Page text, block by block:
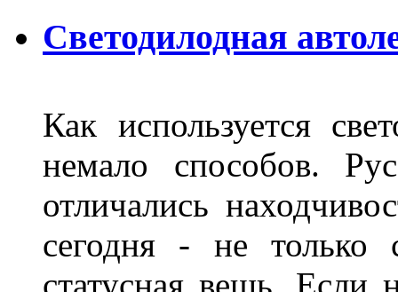
Светодилодная
Как используется
немало способов.
отличались
сегодня - не только
статусная вещь. Если